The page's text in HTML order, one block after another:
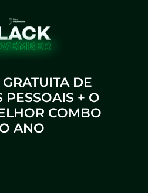
DE
PESSOAIS + O
COMBO
ANO